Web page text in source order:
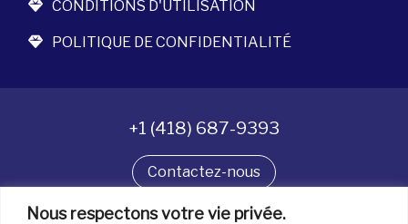
Nous respectons votre vie privée.
CONDITIONS D'UTILISATION
POLITIQUE DE CONFIDENTIALITÉ
+1 (418) 687-9393
Contactez-nous
Suivez-nous